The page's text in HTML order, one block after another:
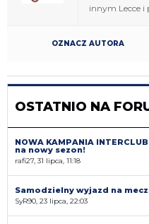
innym Lecce i
OZNACZ AUTORA
OSTATNIO NA
NOWA KAMPANIA
na nowy sezon!
rafi27, 31 lipca, 11:18
Samodzielny wyjazd na
SyR90, 23 lipca, 22:03